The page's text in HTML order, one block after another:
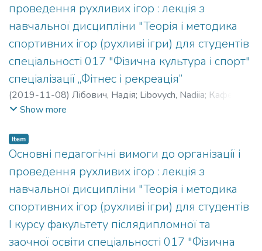
проведення рухливих ігор : лекція з
навчальної дисципліни "Теорія і методика
спортивних ігор (рухливі ігри) для студентів
спеціальності 017 "Фізична культура і спорт"
спеціалізації „Фітнес і рекреація”
(2019-11-08) Лібович, Надія; Libovych, Nadiia; Кафедра
спортивних та рекреаційних ігор
Show more
Item
Основні педагогічні вимоги до організації і
проведення рухливих ігор : лекція з
навчальної дисципліни "Теорія і методика
спортивних ігор (рухливі ігри) для студентів
І курсу факультету післядипломної та
заочної освіти спеціальності 017 "Фізична